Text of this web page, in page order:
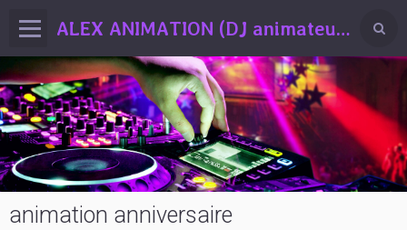
ALEX ANIMATION (DJ animateur professionnel Drôme / Ardèche)
animation anniversaire